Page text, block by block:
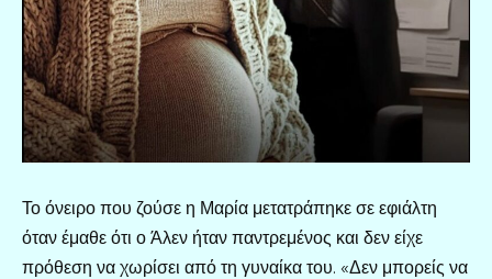
Το όνειρο που ζούσε η Μαρία μετατράπηκε σε εφιάλτη
όταν έμαθε ότι ο Άλεν ήταν παντρεμένος και δεν είχε
πρόθεση να χωρίσει από τη γυναίκα του. «Δεν μπορείς να